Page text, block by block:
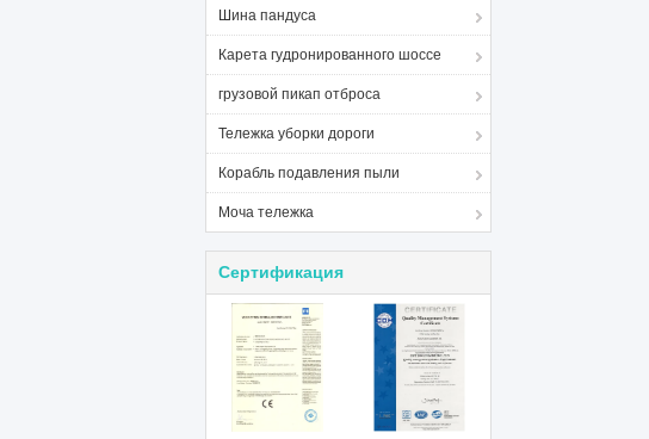
Шина пандуса
Карета гудронированного шоссе
грузовой пикап отброса
Тележка уборки дороги
Корабль подавления пыли
Моча тележка
Сертификация